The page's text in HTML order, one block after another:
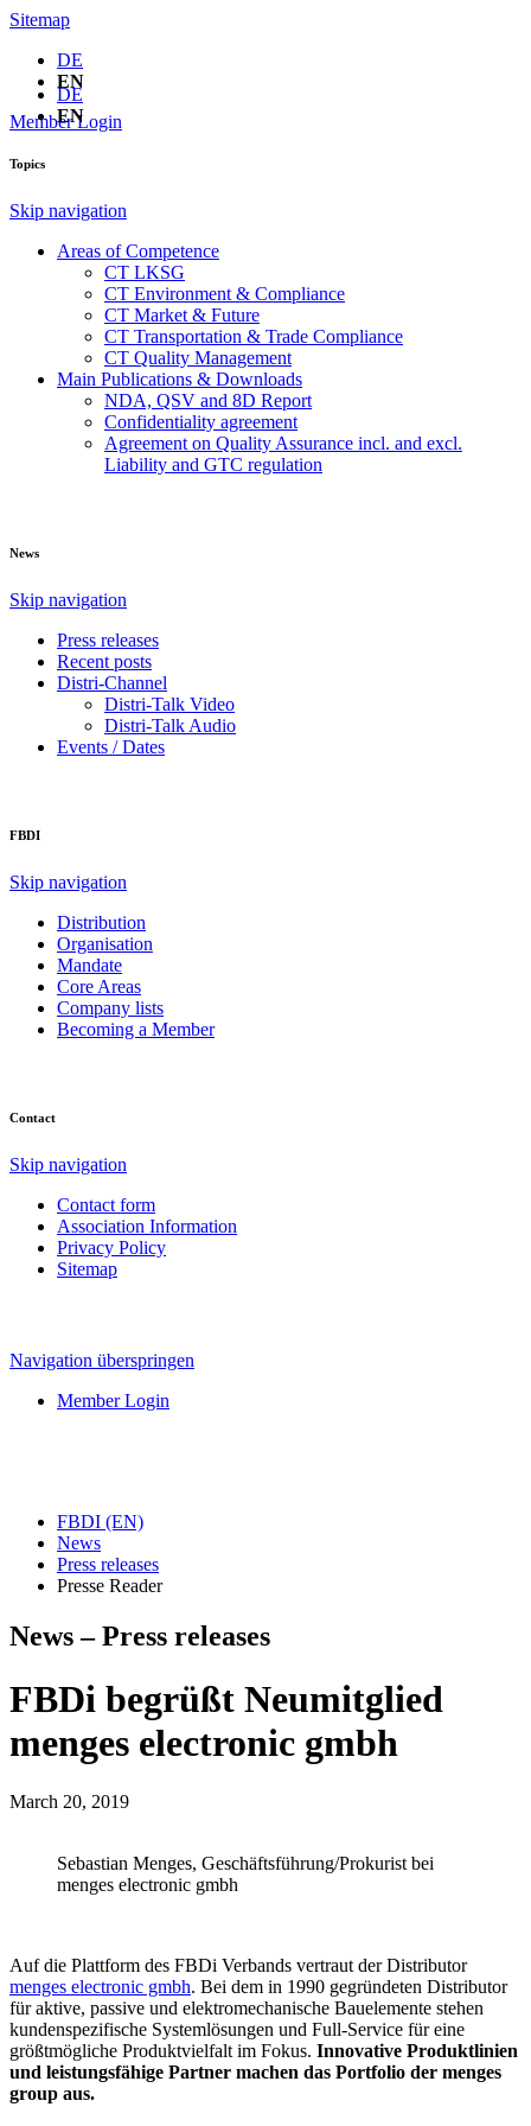
Sitemap
DE
EN
Member Login
DE
EN
Topics
Skip navigation
Areas of Competence
CT LKSG
CT Environment & Compliance
CT Market & Future
CT Transportation & Trade Compliance
CT Quality Management
Main Publications & Downloads
NDA, QSV and 8D Report
Confidentiality agreement
Agreement on Quality Assurance incl. and excl.
Liability and GTC regulation
News
Skip navigation
Press releases
Recent posts
Distri-Channel
Distri-Talk Video
Distri-Talk Audio
Events / Dates
FBDI
Skip navigation
Distribution
Organisation
Mandate
Core Areas
Company lists
Becoming a Member
Contact
Skip navigation
Contact form
Association Information
Privacy Policy
Sitemap
Navigation überspringen
Member Login
FBDI (EN)
News
Press releases
Presse Reader
News – Press releases
FBDi begrüßt Neumitglied
menges electronic gmbh
March 20, 2019
Sebastian Menges, Geschäftsführung/Prokurist bei
menges electronic gmbh
Auf die Plattform des FBDi Verbands vertraut der Distributor
menges electronic gmbh. Bei dem in 1990 gegründeten Distributor
für aktive, passive und elektromechanische Bauelemente stehen
kundenspezifische Systemlösungen und Full-Service für eine
größtmögliche Produktvielfalt im Fokus. Innovative Produktlinien
und leistungsfähige Partner machen das Portfolio der menges
group aus.